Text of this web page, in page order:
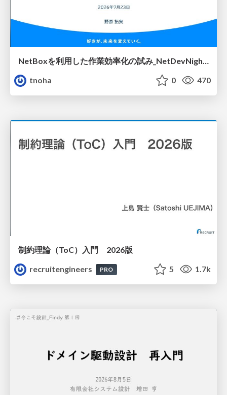
NetBoxを利用した作業効率化の試み_NetDevNight4
tnoha
0 470
制約理論（ToC）入門 2026版
recruitengineers
PRO 5 1.7k